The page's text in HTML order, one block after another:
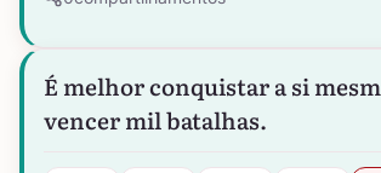
É melhor conquistar a si
vencer mil batalhas.